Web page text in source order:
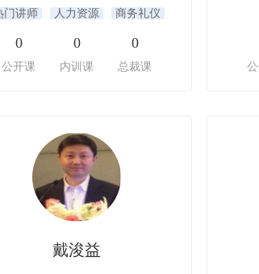
门讲师 人力资源 商务礼仪
0
公开课
0
内训课
0
总裁课
戴浚益